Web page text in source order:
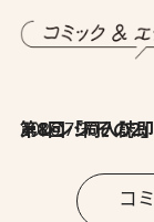
2026.7.30
第8回「同人誌即売会にチャレンジ その
コ